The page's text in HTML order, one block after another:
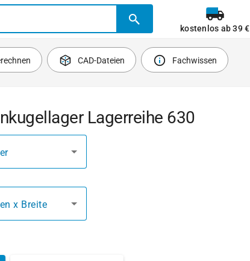
kostenlos ab 39 €
CAD-Dateien Fachwissen
Lagerreihe 630
x Breite